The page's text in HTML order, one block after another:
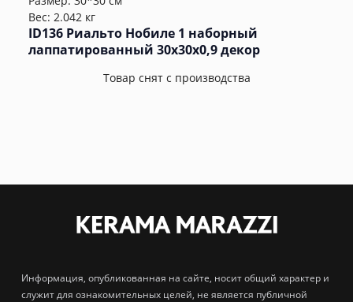
Вес: 2.042 кг
ID136 Риальто Нобиле 1 наборный
лаппатированный 30x30x0,9 декор
Товар снят с производства
Информация, опубликованная на сайте, носит общий характер и
служит для ознакомительных целей, не является публичной